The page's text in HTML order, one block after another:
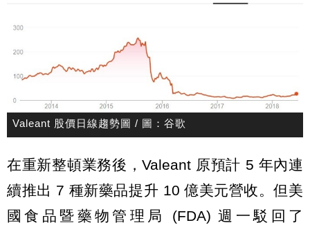
Valeant 股價日線趨勢圖 / 圖：谷歌
在重新整頓業務後，Valeant 原預計 5 年內連
續推出 7 種新藥品提升 10 億美元營收。但美
國食品暨藥物管理局 (FDA) 週一駁回了